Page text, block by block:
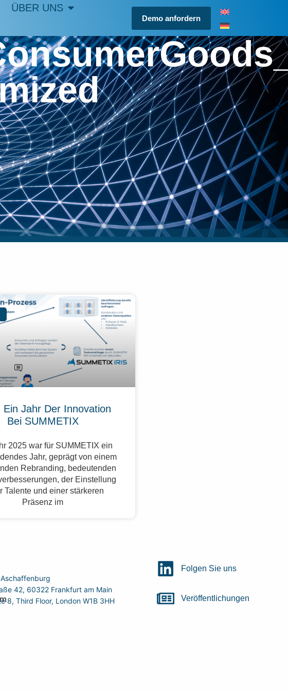
ÜBER UNS
Demo anfordern
Ein Jahr Der Innovation
Bei SUMMETIX
2025 war für SUMMETIX ein
Jahr, geprägt von einem
Rebranding, bedeutenden
der Einstellung
Talente und einer stärkeren
Präsenz im
42, 60322 Frankfurt am Main
8, Third Floor, London W1B 3HH
Folgen Sie uns
Veröffentlichungen